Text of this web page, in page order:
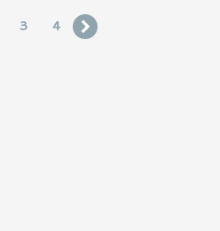
3 4 